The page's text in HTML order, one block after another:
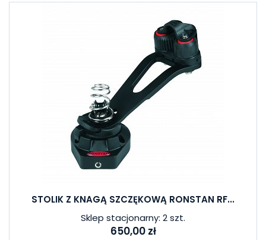
STOLIK Z KNAGĄ SZCZĘKOWĄ RONSTAN RF...
Sklep stacjonarny: 2 szt.
650,00 zł